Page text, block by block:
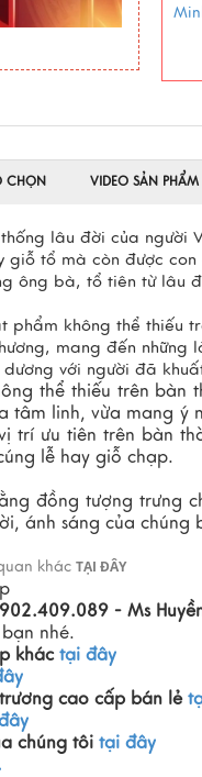
CHỌN VIDEO SẢN PHẨM
lâu đời của người
tổ mà còn được
ông bà, tổ tiên từ lâu
phẩm không thể
mang đến những
với người đã
thể thiếu trên bàn
linh, vừa mang ý
trí ưu tiên trên bàn
lễ hay giỗ chạp.
đồng tượng trưng
ánh sáng của chúng
khác TẠI ĐÂY
- Ms
nhé.
khác tại đây
cao cấp bán lẻ
chúng tôi tại đây